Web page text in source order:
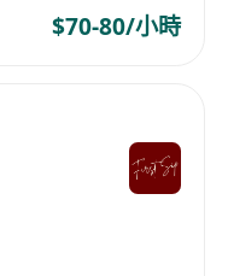
$70-80/小時